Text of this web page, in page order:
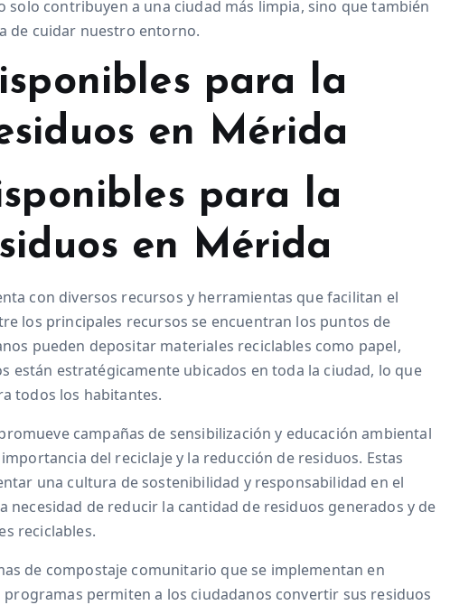
solo contribuyen a una ciudad más limpia, sino que también
de cuidar nuestro entorno.
para la
en Mérida
para la
en Mérida
con diversos recursos y herramientas que facilitan el
los principales recursos se encuentran los puntos de
pueden depositar materiales reciclables como papel,
están estratégicamente ubicados en toda la ciudad, lo que
todos los habitantes.
campañas de sensibilización y educación ambiental
del reciclaje y la reducción de residuos. Estas
una cultura de sostenibilidad y responsabilidad en el
necesidad de reducir la cantidad de residuos generados y de
reciclables.
de compostaje comunitario que se implementan en
permiten a los ciudadanos convertir sus residuos